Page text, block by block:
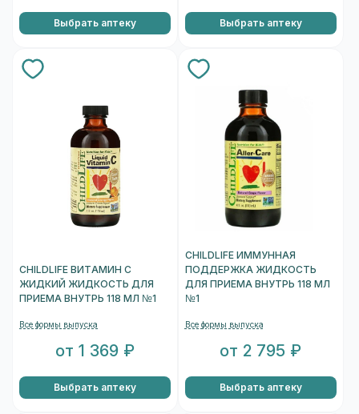
Выбрать аптеку Выбрать аптеку
CHILDLIFE ВИТАМИН С
ЖИДКИЙ ЖИДКОСТЬ ДЛЯ
ПРИЕМА ВНУТРЬ 118 МЛ №1
Все формы выпуска
от 1 369 ₽
Выбрать аптеку
CHILDLIFE ИММУННАЯ
ПОДДЕРЖКА ЖИДКОСТЬ
ДЛЯ ПРИЕМА ВНУТРЬ 118 МЛ
№1
Все формы выпуска
от 2 795 ₽
Выбрать аптеку